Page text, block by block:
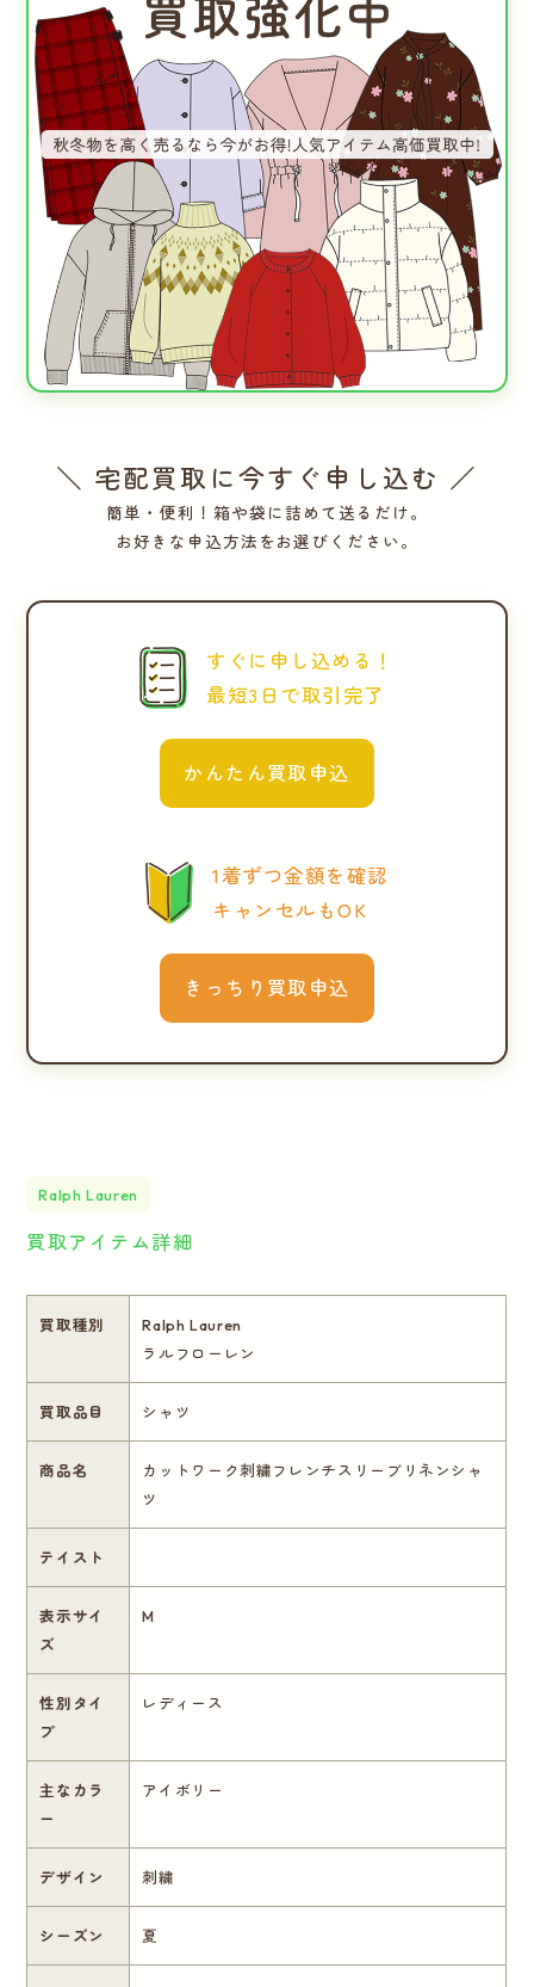
＼ 宅配買取に今すぐ申し込む ／
簡単・便利！箱や袋に詰めて送るだけ。
お好きな申込方法をお選びください。
すぐに申し込める！
最短3日で取引完了
かんたん買取申込
1着ずつ金額を確認
キャンセルもOK
きっちり買取申込
Ralph Lauren
買取アイテム詳細
買取種別
Ralph Lauren
ラルフローレン
買取品目 シャツ
商品名
カットワーク刺繍フレンチスリーブリネンシャ
ツ
テイスト
表示サイ
ズ
M
性別タイ
プ
レディース
主なカラ
ー
アイボリー
デザイン 刺繍
シーズン 夏